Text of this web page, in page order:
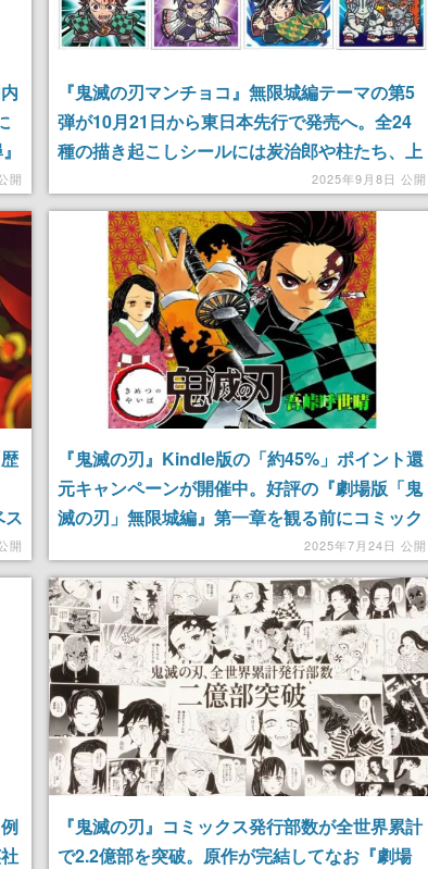
開
『鬼滅の刃マンチョコ』無限城編テーマの第5
弾が10月21日から東日本先行で発売へ。全24
種の描き起こしシールには炭治郎や柱たち、上
弦の鬼のほか「猗窩座＆サタンマリア」もシー
クレット封入
2025年9月8日 公開
ス
開
『鬼滅の刃』Kindle版の「約45%」ポイント還
元キャンペーンが開催中。好評の『劇場版「鬼
滅の刃」無限城編』第一章を観る前にコミック
2025年7月24日 公開
『鬼滅の刃』コミックス発行部数が全世界累計
で2.2億部を突破。原作が完結してなお『劇場